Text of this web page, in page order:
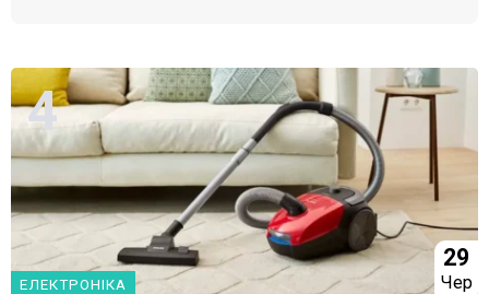
ЕЛЕКТРОНІКА
29
Чер